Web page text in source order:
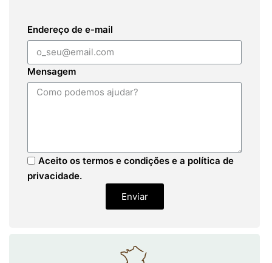
Endereço de e-mail
Mensagem
Aceito os termos e condições e a política de
privacidade.
Enviar